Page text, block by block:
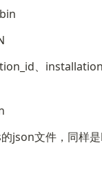
、
json文件，同样